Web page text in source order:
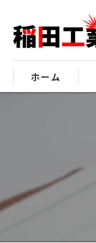
ホーム